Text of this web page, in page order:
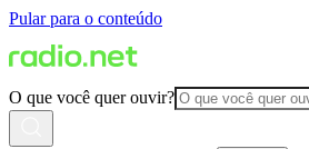
Pular para o conteúdo
O que você quer ouvir?